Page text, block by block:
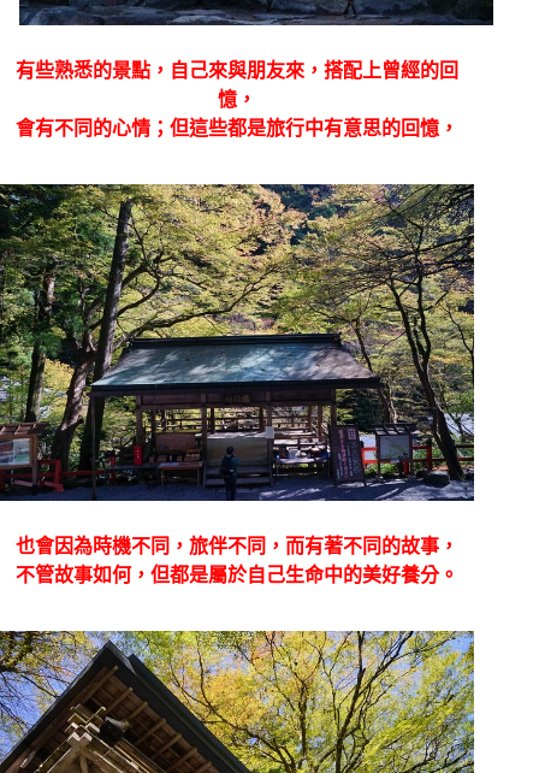
有些熟悉的景點，自己來與朋友來，搭配上曾經的回
憶，
會有不同的心情；但這些都是旅行中有意思的回憶，
也會因為時機不同，旅伴不同，而有著不同的故事，
不管故事如何，但都是屬於自己生命中的美好養分。